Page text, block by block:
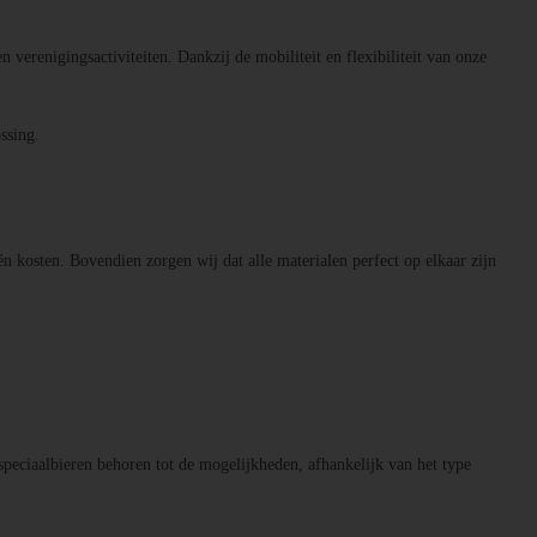
verenigingsactiviteiten. Dankzij de mobiliteit en flexibiliteit van onze
kosten. Bovendien zorgen wij dat alle materialen perfect op elkaar zijn
behoren tot de mogelijkheden, afhankelijk van het type